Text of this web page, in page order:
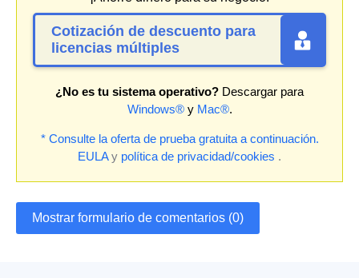
Cotización de descuento para
licencias múltiples
¿No es tu sistema operativo? Descargar para
Windows®y Mac®.
* Consulte la oferta de prueba gratuita a continuación.
EULAy política de privacidad/cookies .
Mostrar formulario de comentarios (0)